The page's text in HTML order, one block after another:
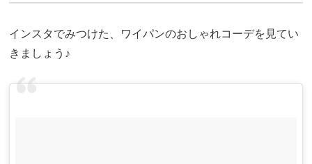
インスタでみつけた、ワイパンのおしゃれコーデを見てい
きましょう♪